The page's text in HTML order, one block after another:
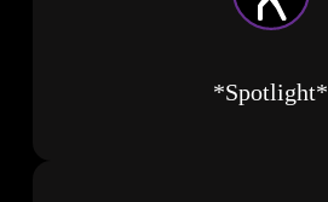
*Spotlight*